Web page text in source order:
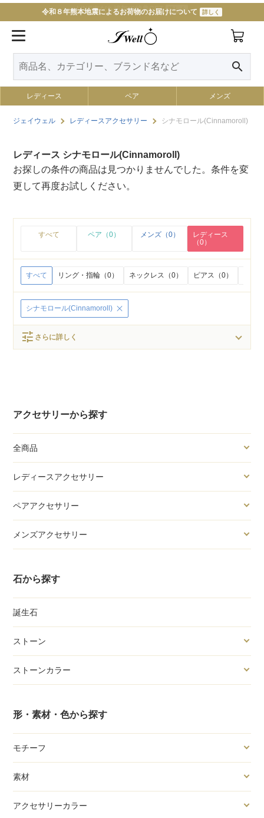
LINE友だち追加で特典GET 詳しく
令和８年熊本地震によるお荷物のお届けについて 詳しく
search
レディース ペア メンズ
ジェイウェル レディースアクセサリー シナモロール(Cinnamoroll)
アクセサリーから探す
全商品
レディースアクセサリー
ペアアクセサリー
メンズアクセサリー
石から探す
誕生石
ストーン
ストーンカラー
形・素材・色から探す
モチーフ
素材
アクセサリーカラー
レディース シナモロール(Cinnamoroll)
お探しの条件の商品は見つかりませんでした。条件を変
更して再度お試しください。
すべて ペア（0） メンズ（0）
レディース
（0）
すべて リング・指輪（0） ネックレス（0） ピアス（0）
シナモロール(Cinnamoroll)
tune さらに詳しく